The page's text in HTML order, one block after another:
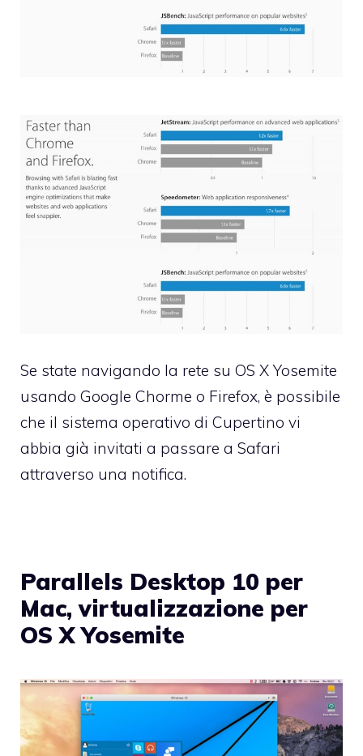
Se state navigando la rete su OS X Yosemite
usando Google Chorme o Firefox, è possibile
che il sistema operativo di Cupertino vi
abbia già invitati a passare a Safari
attraverso una notifica.
Parallels Desktop 10 per
Mac, virtualizzazione per
OS X Yosemite